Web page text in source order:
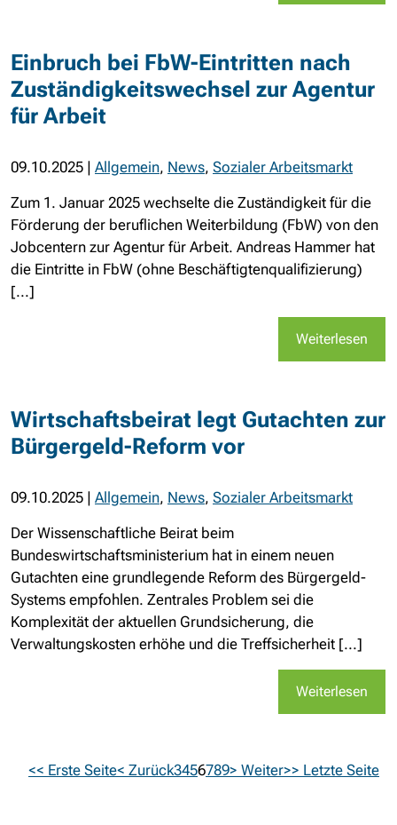
Einbruch bei FbW-Eintritten nach
Zuständigkeitswechsel zur Agentur
für Arbeit
09.10.2025 | Allgemein, News, Sozialer Arbeitsmarkt
Zum 1. Januar 2025 wechselte die Zuständigkeit für die
Förderung der beruflichen Weiterbildung (FbW) von den
Jobcentern zur Agentur für Arbeit. Andreas Hammer hat
die Eintritte in FbW (ohne Beschäftigtenqualifizierung)
[...]
Weiterlesen
Wirtschaftsbeirat legt Gutachten zur
Bürgergeld-Reform vor
09.10.2025 | Allgemein, News, Sozialer Arbeitsmarkt
Der Wissenschaftliche Beirat beim
Bundeswirtschaftsministerium hat in einem neuen
Gutachten eine grundlegende Reform des Bürgergeld-
Systems empfohlen. Zentrales Problem sei die
Komplexität der aktuellen Grundsicherung, die
Verwaltungskosten erhöhe und die Treffsicherheit [...]
Weiterlesen
<< Erste Seite< Zurück3456789> Weiter>> Letzte Seite